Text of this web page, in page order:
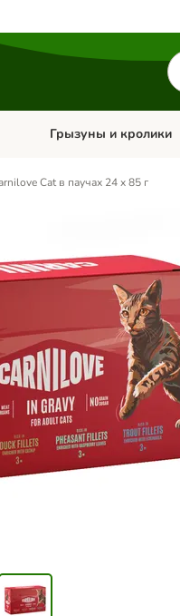
Собаки
Откройте меню
Грызуны и кролики
Cat в паучах 24 x 85 г